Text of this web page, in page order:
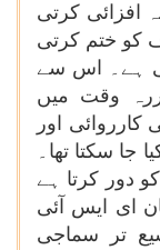
افزائی کرتی
کو ختم کرتی
ہے۔ اس سے
وقت میں
اور
جا سکتا تھا۔
دور کرتا ہے
ای ایس آئی
تر سماجی